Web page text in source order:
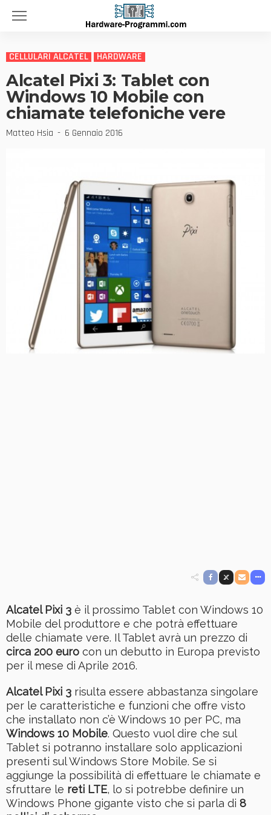
CELLULARI ALCATEL HARDWARE
Alcatel Pixi 3: Tablet con
Windows 10 Mobile con
chiamate telefoniche vere
Matteo Hsia 6 Gennaio 2016
Alcatel Pixi 3 è il prossimo Tablet con Windows 10
Mobile del produttore e che potrà effettuare
delle chiamate vere. Il Tablet avrà un prezzo di
circa 200 euro con un debutto in Europa previsto
per il mese di Aprile 2016.
Alcatel Pixi 3 risulta essere abbastanza singolare
per le caratteristiche e funzioni che offre visto
che installato non c’è Windows 10 per PC, ma
Windows 10 Mobile. Questo vuol dire che sul
Tablet si potranno installare solo applicazioni
presenti sul Windows Store Mobile. Se si
aggiunge la possibilità di effettuare le chiamate e
sfruttare le reti LTE, lo si potrebbe definire un
Windows Phone gigante visto che si parla di 8